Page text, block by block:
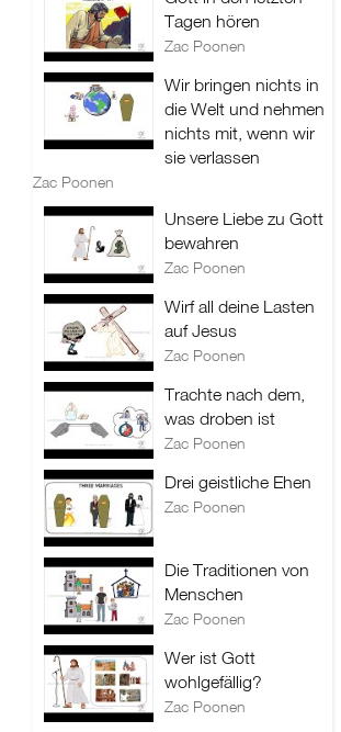
Tagen hören
Zac Poonen
Wir bringen nichts in
die Welt und nehmen
nichts mit, wenn wir
sie verlassen
Zac Poonen
Unsere Liebe zu Gott
bewahren
Zac Poonen
Wirf all deine Lasten
auf Jesus
Zac Poonen
Trachte nach dem,
was droben ist
Zac Poonen
Drei geistliche Ehen
Zac Poonen
Die Traditionen von
Menschen
Zac Poonen
Wer ist Gott
wohlgefällig?
Zac Poonen